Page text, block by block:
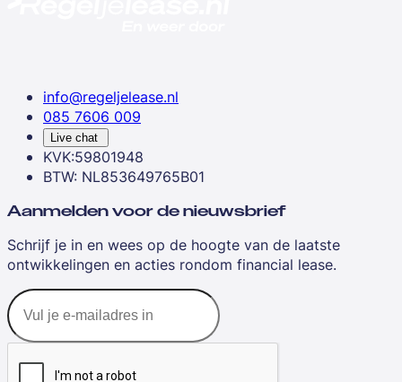
info@regeljelease.nl
085 7606 009
Live chat
KVK:59801948
BTW: NL853649765B01
Aanmelden voor de nieuwsbrief
Schrijf je in en wees op de hoogte van de laatste
ontwikkelingen en acties rondom financial lease.